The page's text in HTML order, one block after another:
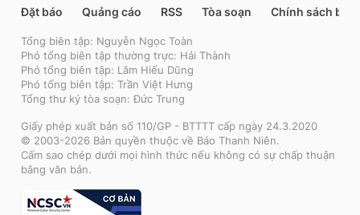
Đặt báo Quảng cáo RSS Tòa soạn Chính sách bảo
Tổng biên tập: Nguyễn Ngọc Toàn
Phó tổng biên tập thường trực: Hải Thành
Phó tổng biên tập: Lâm Hiếu Dũng
Phó tổng biên tập: Trần Việt Hưng
Tổng thư ký tòa soạn: Đức Trung
Giấy phép xuất bản số 110/GP - BTTTT cấp ngày 24.3.2020
© 2003-2026 Bản quyền thuộc về Báo Thanh Niên.
Cấm sao chép dưới mọi hình thức nếu không có sự chấp thuận
bằng văn bản.